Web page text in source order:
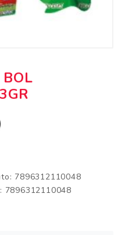
7896312110048
7896312110048